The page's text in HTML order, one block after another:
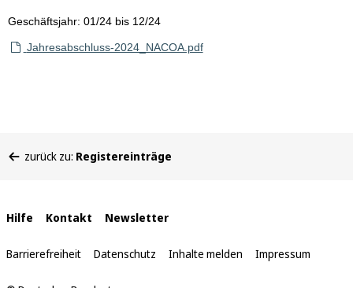
Geschäftsjahr: 01/24 bis 12/24
Jahresabschluss-2024_NACOA.pdf
befinden
zurück zu: Registereinträge
Interne
Links
Hilfe Kontakt Newsletter
Barrierefreiheit Datenschutz Inhalte melden Impressum